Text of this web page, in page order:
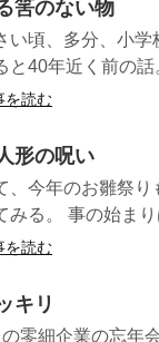
筈のない物
い頃、多分、小学
と40年近く前の
を読む
形の呪い
、今年のお雛祭
みる。 事の始ま
を読む
キリ
零細企業の忘年